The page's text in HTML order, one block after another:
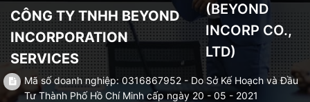
CÔNG TY TNHH BEYOND
INCORPORATION
SERVICES
(BEYOND
INCORP CO.,
LTD)
Mã số doanh nghiệp: 0316867952 - Do Sở Kế Hoạch và Đầu
Tư Thành Phố Hồ Chí Minh cấp ngày 20 - 05 - 2021